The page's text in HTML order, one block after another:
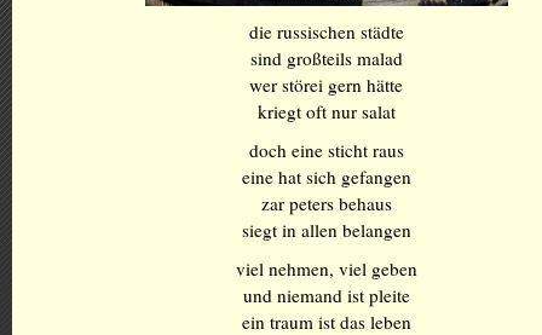
die russischen städte
sind großteils malad
wer störei gern hätte
kriegt oft nur salat
doch eine sticht raus
eine hat sich gefangen
zar peters behaus
siegt in allen belangen
viel nehmen, viel geben
und niemand ist pleite
ein traum ist das leben